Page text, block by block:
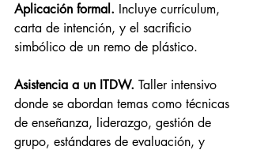
Aplicación formal. Incluye currículum,
carta de intención, y el sacrificio
simbólico de un remo de plástico.
Asistencia a un ITDW. Taller intensivo
donde se abordan temas como técnicas
de enseñanza, liderazgo, gestión de
grupo, estándares de evaluación, y